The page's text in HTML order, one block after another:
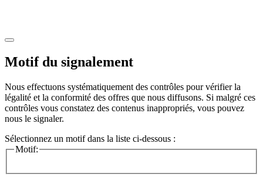
Motif du signalement
Nous effectuons systématiquement des contrôles pour vérifier la
légalité et la conformité des offres que nous diffusons. Si malgré ces
contrôles vous constatez des contenus inappropriés, vous pouvez
nous le signaler.
Sélectionnez un motif dans la liste ci-dessous :
Motif: